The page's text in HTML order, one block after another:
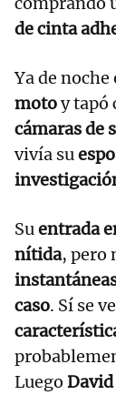
de cinta
Ya de
motoy tapó
cámaras de
vivía su
Suentrada
nítida, pero
caso. Sí se
Luego David